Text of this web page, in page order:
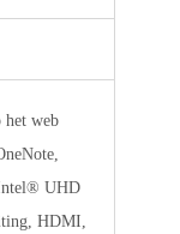
het web
UHD
HDMI,